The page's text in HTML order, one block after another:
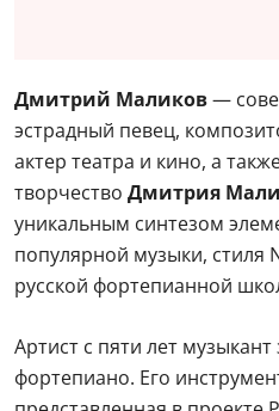
Дмитрий Маликов—
эстрадный певец,
актер театра и кино, а
творчество Дмитрия
уникальным синтезом
популярной музыки, стиля
русской фортепианной
Артист с пяти лет
фортепиано. Его